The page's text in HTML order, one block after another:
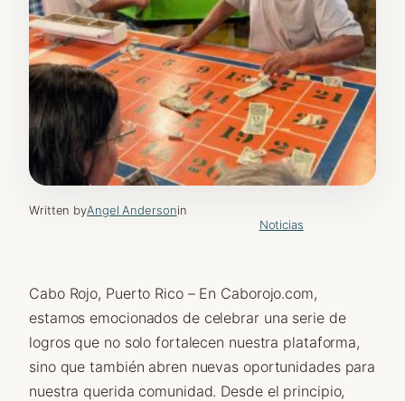
Written byAngel Andersonin
Noticias
Cabo Rojo, Puerto Rico – En Caborojo.com,
estamos emocionados de celebrar una serie de
logros que no solo fortalecen nuestra plataforma,
sino que también abren nuevas oportunidades para
nuestra querida comunidad. Desde el principio,